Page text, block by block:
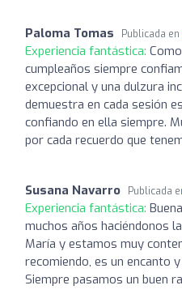
Paloma Tomas Publicada en
Experiencia fantástica:
cumpleaños siempre
excepcional y una dulzura
demuestra en cada sesión
confiando en ella siempre.
por cada recuerdo que
Susana Navarro Publicada
Experiencia fantástica:
muchos años haciéndonos
María y estamos muy
recomiendo, es un encanto
Siempre pasamos un buen